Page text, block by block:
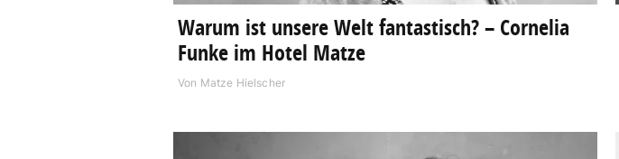
Warum ist unsere Welt fantastisch? – Cornelia
Funke im Hotel Matze
Von Matze Hielscher